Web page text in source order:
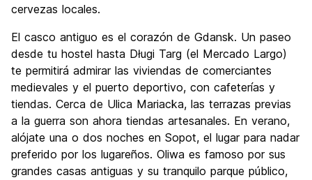
cervezas locales.
El casco antiguo es el corazón de Gdansk. Un paseo
desde tu hostel hasta Długi Targ (el Mercado Largo)
te permitirá admirar las viviendas de comerciantes
medievales y el puerto deportivo, con cafeterías y
tiendas. Cerca de Ulica Mariacka, las terrazas previas
a la guerra son ahora tiendas artesanales. En verano,
alójate una o dos noches en Sopot, el lugar para nadar
preferido por los lugareños. Oliwa es famoso por sus
grandes casas antiguas y su tranquilo parque público,